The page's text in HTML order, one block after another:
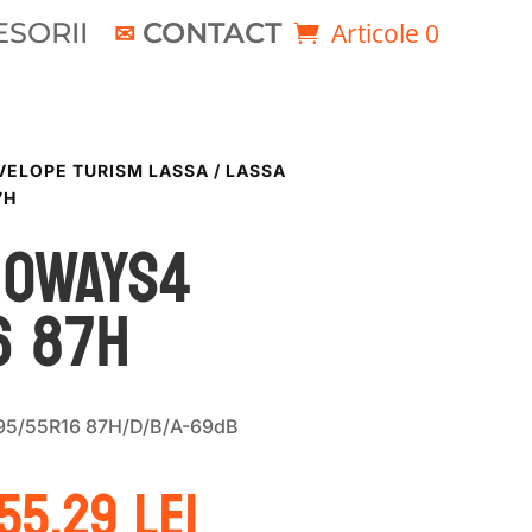
CONTACT Articole 0
TURISM LASSA / LASSA
87H
55R16 87H/D/B/A-69dB